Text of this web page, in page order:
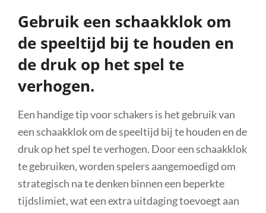
Gebruik een schaakklok om
de speeltijd bij te houden en
de druk op het spel te
verhogen.
Een handige tip voor schakers is het gebruik van
een schaakklok om de speeltijd bij te houden en de
druk op het spel te verhogen. Door een schaakklok
te gebruiken, worden spelers aangemoedigd om
strategisch na te denken binnen een beperkte
tijdslimiet, wat een extra uitdaging toevoegt aan